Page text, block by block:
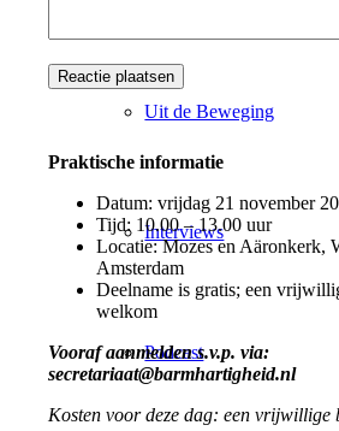
Uit de Beweging
Interviews
Podcast
Praktische informatie
Datum: vrijdag 21 november
Tijd: 10.00 – 13.00 uur
Locatie: Mozes en Aäronkerk,
Amsterdam
Deelname is gratis; een
welkom
Vooraf aanmelden s.v.p. via:
secretariaat@barmhartigheid.nl
Kosten voor deze dag: een vrijwillige